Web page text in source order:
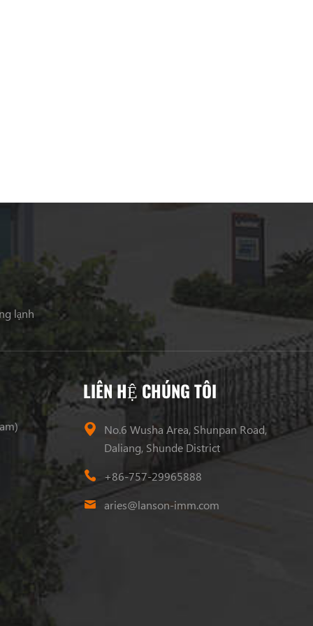
lạnh
LIÊN HỆ CHÚNG TÔI
No.6 Wusha Area, Shunpan Road,
Daliang, Shunde District
+86-757-29965888
aries@lanson-imm.com